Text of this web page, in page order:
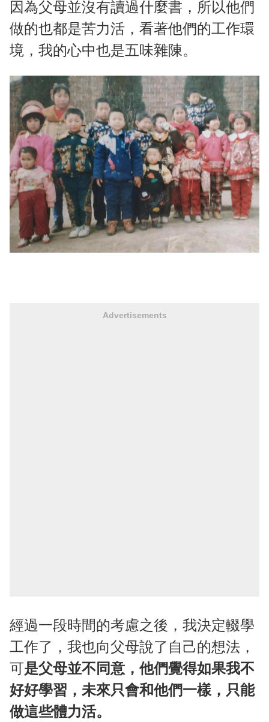
因為父母並沒有讀過什麼書，所以他們
做的也都是苦力活，看著他們的工作環
境，我的心中也是五味雜陳。
Advertisements
經過一段時間的考慮之後，我決定輟學
工作了，我也向父母說了自己的想法，
可是父母並不同意，他們覺得如果我不
好好學習，未來只會和他們一樣，只能
做這些體力活。